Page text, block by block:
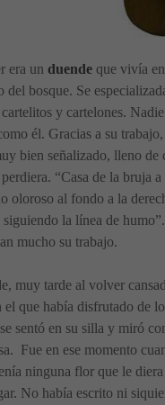
era un duende que vivía
del bosque. Se
cartelitos y cartelones.
él. Gracias a su
bien señalizado, lleno de
“Casa de la bruja a
oloroso al fondo a la
la línea de
mucho su trabajo.
muy tarde al volver
el que había disfrutado de
sentó en su silla y miró
Fue en ese momento
ninguna flor que le
No había escrito ni